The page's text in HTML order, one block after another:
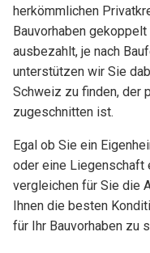
herkömmlichen
Bauvorhaben
ausbezahlt, je nach
unterstützen wir Sie
Schweiz zu finden, der
zugeschnitten ist.
Egal ob Sie ein
oder eine Liegenschaft
vergleichen für Sie die
Ihnen die besten
für Ihr Bauvorhaben zu